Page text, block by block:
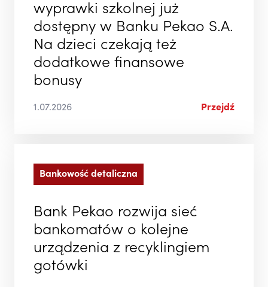
wyprawki szkolnej już
dostępny w Banku Pekao S.A.
Na dzieci czekają też
dodatkowe finansowe
bonusy
1.07.2026 Przejdź
Bankowość detaliczna
Bank Pekao rozwija sieć
bankomatów o kolejne
urządzenia z recyklingiem
gotówki